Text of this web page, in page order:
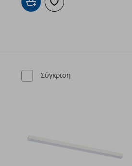
Προσθήκη στο καλάθι
Προσθήκη στα αγαπημένα
Σύγκριση